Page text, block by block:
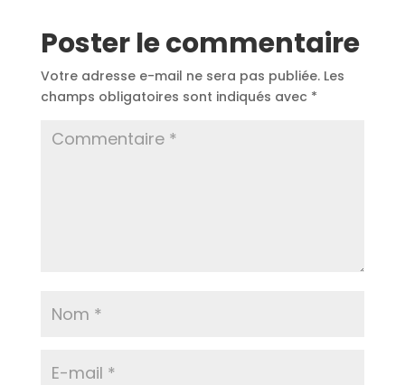
Poster le commentaire
Votre adresse e-mail ne sera pas publiée. Les
champs obligatoires sont indiqués avec *